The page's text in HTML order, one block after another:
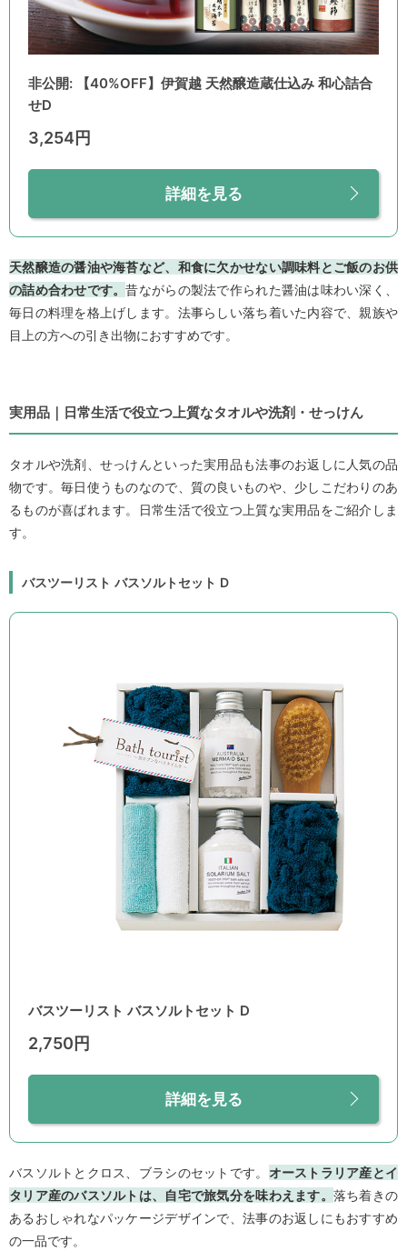
非公開: 【40%OFF】伊賀越 天然醸造蔵仕込み 和心詰合
せD
3,254円
詳細を見る
天然醸造の醤油や海苔など、和食に欠かせない調味料とご飯のお供
の詰め合わせです。昔ながらの製法で作られた醤油は味わい深く、
毎日の料理を格上げします。法事らしい落ち着いた内容で、親族や
目上の方への引き出物におすすめです。
実用品｜日常生活で役立つ上質なタオルや洗剤・せっけん
タオルや洗剤、せっけんといった実用品も法事のお返しに人気の品
物です。毎日使うものなので、質の良いものや、少しこだわりのあ
るものが喜ばれます。日常生活で役立つ上質な実用品をご紹介しま
す。
バスツーリスト バスソルトセット D
バスツーリスト バスソルトセット D
2,750円
詳細を見る
バスソルトとクロス、ブラシのセットです。 オーストラリア産とイ
タリア産のバスソルトは、自宅で旅気分を味わえます。 落ち着きの
あるおしゃれなパッケージデザインで、法事のお返しにもおすすめ
の一品です。